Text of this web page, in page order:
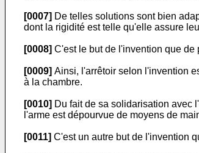
[0007] De telles solutions sont bien
dont la rigidité est telle qu'elle assure
[0008] C'est le but de l'invention que
[0009] Ainsi, l'arrêtoir selon l'invention
à la chambre.
[0010] Du fait de sa solidarisation avec
l'arme est dépourvue de moyens de
[0011] C'est un autre but de l'invention